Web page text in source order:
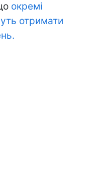
окремі
отримати